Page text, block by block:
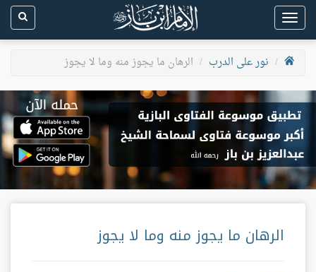
Toggle
navigation
نور على الدرب
الرهان ما يجوز منه وما لا يجوز
الرهان ما يجوز منه وما لا يجوز